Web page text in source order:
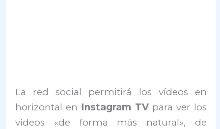
La red social permitirá los vídeos en
horizontal en Instagram TVpara ver los
vídeos «de forma más natural», de